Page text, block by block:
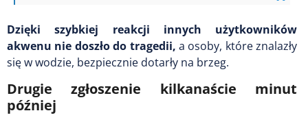
Dzięki szybkiej reakcji innych użytkowników
akwenu nie doszło do tragedii, a osoby, które znalazły
się w wodzie, bezpiecznie dotarły na brzeg.
Drugie zgłoszenie kilkanaście minut
później